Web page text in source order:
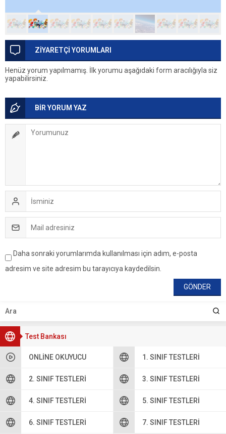
Test Bankası
ONLINE OKUYUCU 1. SINIF TESTLERI
2. SINIF TESTLERI 3. SINIF TESTLERI
4. SINIF TESTLERI 5. SINIF TESTLERI
6. SINIF TESTLERI 7. SINIF TESTLERI
ZİYARETÇİ YORUMLARI
Henüz yorum yapılmamış. İlk yorumu aşağıdaki form aracılığıyla siz
yapabilirsiniz.
BİR YORUM YAZ
Daha sonraki yorumlarımda kullanılması için adım, e-posta
adresim ve site adresim bu tarayıcıya kaydedilsin.